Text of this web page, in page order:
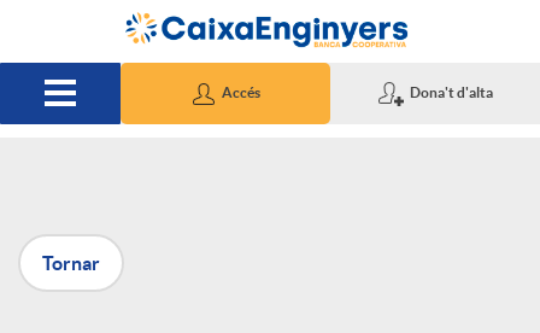
Salta al contingut principal
Accés Dona't d'alta
P
u
Tornar